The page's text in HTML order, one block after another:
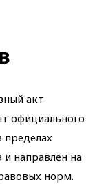
акт
официального
пределах
направлен на
норм.